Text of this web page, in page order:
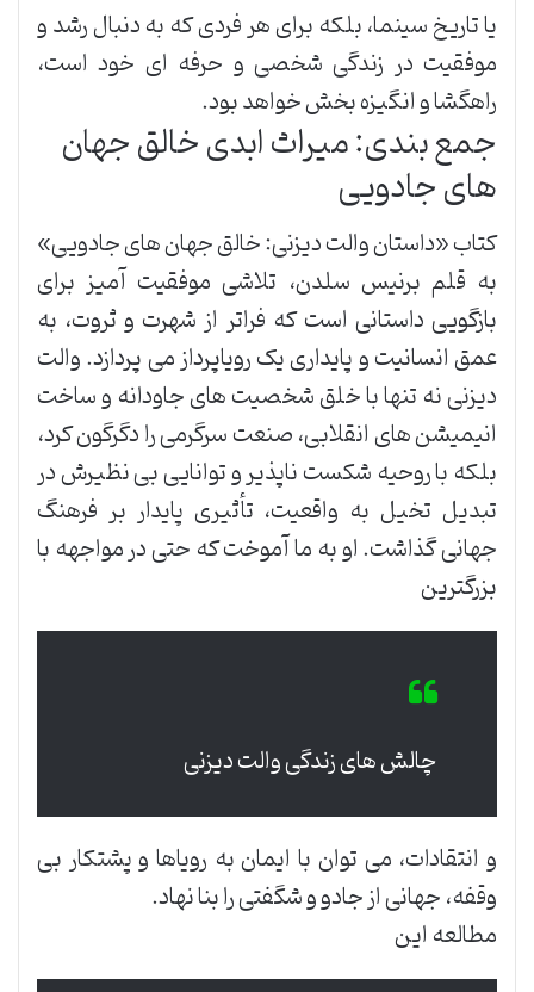
یا تاریخ سینما، بلکه برای هر فردی که به دنبال رشد و
موفقیت در زندگی شخصی و حرفه ای خود است،
راهگشا و انگیزه بخش خواهد بود.
جمع بندی: میراث ابدی خالق جهان
های جادویی
کتاب «داستان والت دیزنی: خالق جهان های جادویی»
به قلم برنیس سلدن، تلاشی موفقیت آمیز برای
بازگویی داستانی است که فراتر از شهرت و ثروت، به
عمق انسانیت و پایداری یک رویاپرداز می پردازد. والت
دیزنی نه تنها با خلق شخصیت های جاودانه و ساخت
انیمیشن های انقلابی، صنعت سرگرمی را دگرگون کرد،
بلکه با روحیه شکست ناپذیر و توانایی بی نظیرش در
تبدیل تخیل به واقعیت، تأثیری پایدار بر فرهنگ
جهانی گذاشت. او به ما آموخت که حتی در مواجهه با
بزرگترین
چالش های زندگی والت دیزنی
و انتقادات، می توان با ایمان به رویاها و پشتکار بی
وقفه، جهانی از جادو و شگفتی را بنا نهاد.
مطالعه این